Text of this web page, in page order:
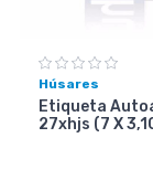
Húsares
Etiqueta
27xhjs (7 X